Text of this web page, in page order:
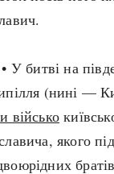
У битві на
(нині —
військо
якого
братів